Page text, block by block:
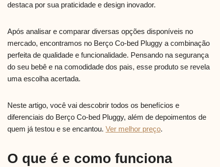
destaca por sua praticidade e design inovador.
Após analisar e comparar diversas opções disponíveis no
mercado, encontramos no Berço Co-bed Pluggy a combinação
perfeita de qualidade e funcionalidade. Pensando na segurança
do seu bebê e na comodidade dos pais, esse produto se revela
uma escolha acertada.
Neste artigo, você vai descobrir todos os benefícios e
diferenciais do Berço Co-bed Pluggy, além de depoimentos de
quem já testou e se encantou. Ver melhor preço.
O que é e como funciona